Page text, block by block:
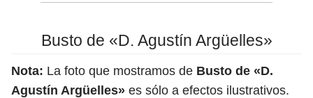
Busto de «D. Agustín Argüelles»
Nota: La foto que mostramos de Busto de «D.
Agustín Argüelles» es sólo a efectos ilustrativos.